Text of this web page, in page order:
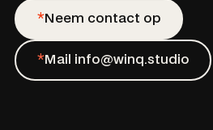
*Neem contact op
*Mail info@winq.studio